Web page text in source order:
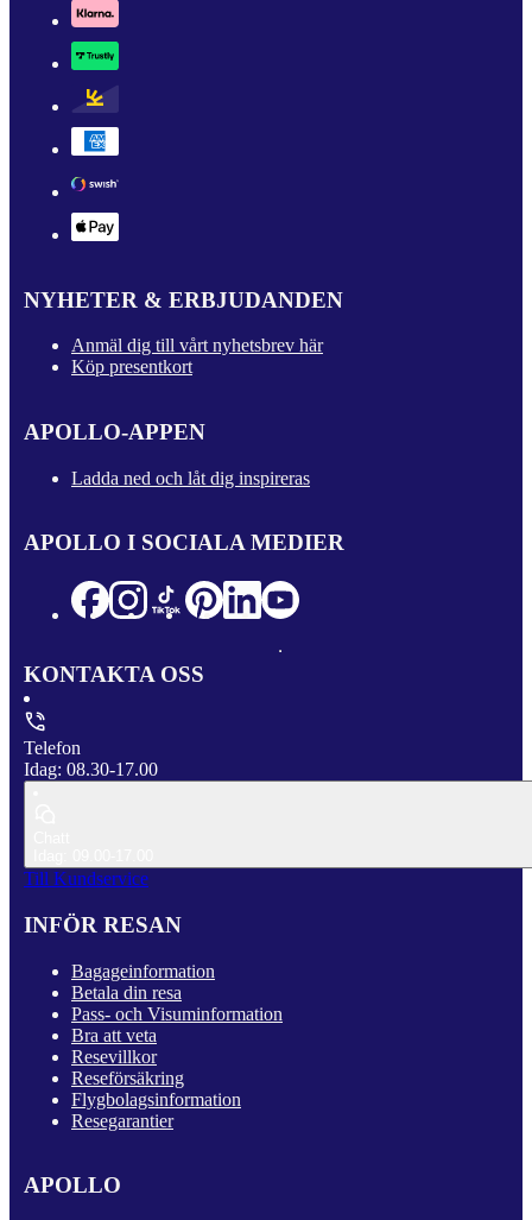
NYHETER & ERBJUDANDEN
Anmäl dig till vårt nyhetsbrev här
Köp presentkort
APOLLO-APPEN
Ladda ned och låt dig inspireras
APOLLO I SOCIALA MEDIER
KONTAKTA OSS
Telefon
Idag: 08.30-17.00
Till Kundservice
INFÖR RESAN
Bagageinformation
Betala din resa
Pass- och Visuminformation
Bra att veta
Resevillkor
Reseförsäkring
Flygbolagsinformation
Resegarantier
APOLLO